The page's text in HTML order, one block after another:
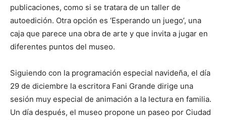
publicaciones, como si se tratara de un taller de
autoedición. Otra opción es ‘Esperando un juego’, una
caja que parece una obra de arte y que invita a jugar en
diferentes puntos del museo.
Siguiendo con la programación especial navideña, el día
29 de diciembre la escritora Fani Grande dirige una
sesión muy especial de animación a la lectura en familia.
Un día después, el museo propone un paseo por Ciudad